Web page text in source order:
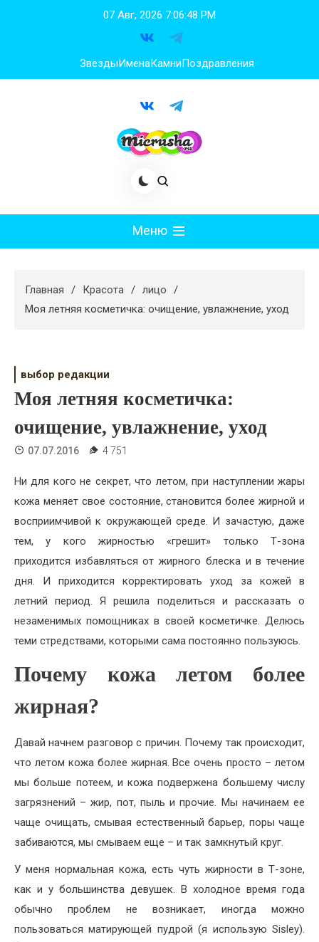
07 Авг, 2026 7:06:49 PM
ЗвездыИменаКамниПоздравления
Меню
Худеем
Свадьба
Жизнь
Хобби
Красота
Недвижимость
Главная Красота
лицо
Моя летняя косметичка: очищение, увлажнение, уход
выбор редакции
Моя летняя косметичка:
очищение, увлажнение, уход
07.07.2016 4 751
Ни для кого не секрет, что летом, при наступлении жары
кожа меняет свое состояние, становится более жирной и
восприимчивой к окружающей среде. И зачастую, даже
тем, у кого жирностью «грешит» только Т-зона
приходится избавляться от жирного блеска и в течение
дня. И приходится корректировать уход за кожей в
летний период. Я решила поделиться и рассказать о
незаменимых помощниках в своей косметичке. Делюсь
теми стредствами, которыми сама постоянно пользуюсь.
Почему кожа летом более
жирная?
Давай начнем разговор с причин. Почему так происходит,
что летом кожа более жирная. Все очень просто – летом
мы больше потеем, и кожа подвержена большему числу
загрязнений – жир, пот, пыль и прочие. Мы начинаем ее
чаще очищать, смывая естественный барьер, поры чаще
забиваются, мы смываем еще – и так замкнутый круг.
У меня нормальная кожа, есть чуть жирности в Т-зоне,
как и у большинства девушек. В холодное время года
обычно проблем не возникает, иногда можно
пользоваться матирующей пудрой (я использую Sisley).